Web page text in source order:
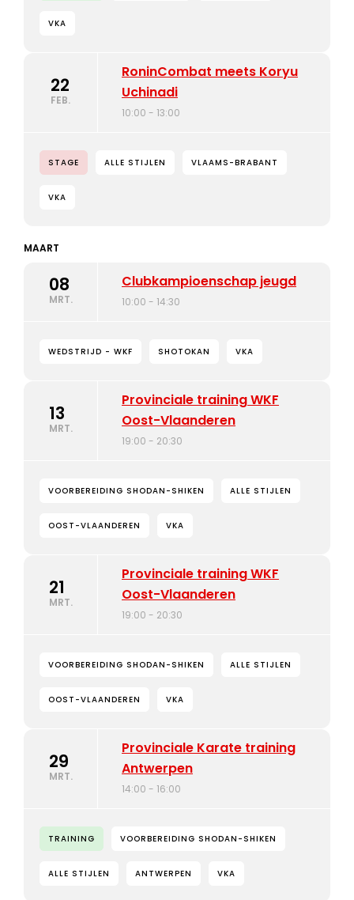
VKA
22
FEB.
RoninCombat meets Koryu
Uchinadi
10:00 - 13:00
STAGE ALLE STIJLEN VLAAMS-BRABANT
VKA
MAART
08
MRT.
Clubkampioenschap jeugd
10:00 - 14:30
WEDSTRIJD - WKF SHOTOKAN VKA
13
MRT.
Provinciale training WKF
Oost-Vlaanderen
19:00 - 20:30
VOORBEREIDING SHODAN-SHIKEN ALLE STIJLEN
OOST-VLAANDEREN VKA
21
MRT.
Provinciale training WKF
Oost-Vlaanderen
19:00 - 20:30
VOORBEREIDING SHODAN-SHIKEN ALLE STIJLEN
OOST-VLAANDEREN VKA
29
MRT.
Provinciale Karate training
Antwerpen
14:00 - 16:00
TRAINING VOORBEREIDING SHODAN-SHIKEN
ALLE STIJLEN ANTWERPEN VKA